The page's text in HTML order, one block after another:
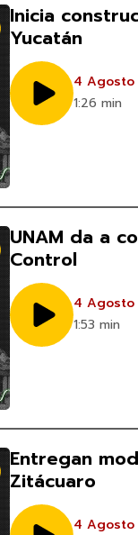
Inicia
Yucatán
4 Agosto
1:26 min
UNAM da a
Control
4 Agosto
1:53 min
Entregan
Zitácuaro
4 Agosto